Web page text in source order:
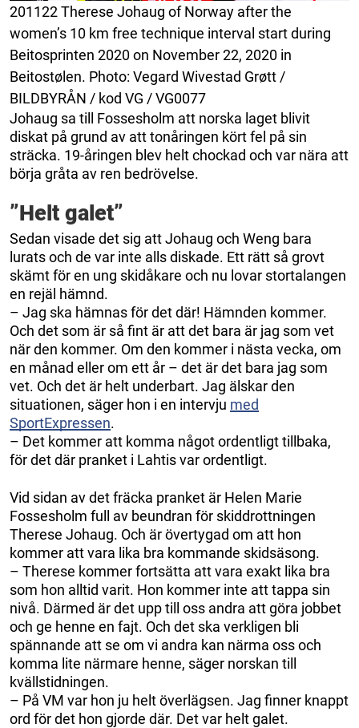
201122 Therese Johaug of Norway after the
women’s 10 km free technique interval start during
Beitosprinten 2020 on November 22, 2020 in
Beitostølen. Photo: Vegard Wivestad Grøtt /
BILDBYRÅN / kod VG / VG0077
Johaug sa till Fossesholm att norska laget blivit
diskat på grund av att tonåringen kört fel på sin
sträcka. 19-åringen blev helt chockad och var nära att
börja gråta av ren bedrövelse.
”Helt galet”
Sedan visade det sig att Johaug och Weng bara
lurats och de var inte alls diskade. Ett rätt så grovt
skämt för en ung skidåkare och nu lovar stortalangen
en rejäl hämnd.
– Jag ska hämnas för det där! Hämnden kommer.
Och det som är så fint är att det bara är jag som vet
när den kommer. Om den kommer i nästa vecka, om
en månad eller om ett år – det är det bara jag som
vet. Och det är helt underbart. Jag älskar den
situationen, säger hon i en intervju med
SportExpressen.
– Det kommer att komma något ordentligt tillbaka,
för det där pranket i Lahtis var ordentligt.
Vid sidan av det fräcka pranket är Helen Marie
Fossesholm full av beundran för skiddrottningen
Therese Johaug. Och är övertygad om att hon
kommer att vara lika bra kommande skidsäsong.
– Therese kommer fortsätta att vara exakt lika bra
som hon alltid varit. Hon kommer inte att tappa sin
nivå. Därmed är det upp till oss andra att göra jobbet
och ge henne en fajt. Och det ska verkligen bli
spännande att se om vi andra kan närma oss och
komma lite närmare henne, säger norskan till
kvällstidningen.
– På VM var hon ju helt överlägsen. Jag finner knappt
ord för det hon gjorde där. Det var helt galet.